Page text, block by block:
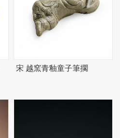
宋 越窯青釉童子筆擱